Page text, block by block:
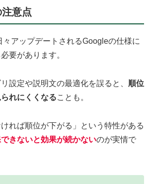
意点
々アップデートされるGoogleの仕様に
要があります。
設定や説明文の最適化を誤ると、 順位
れにくくなることも。
れば順位が下がる」という特性がある
きないと効果が続かないのが実情で